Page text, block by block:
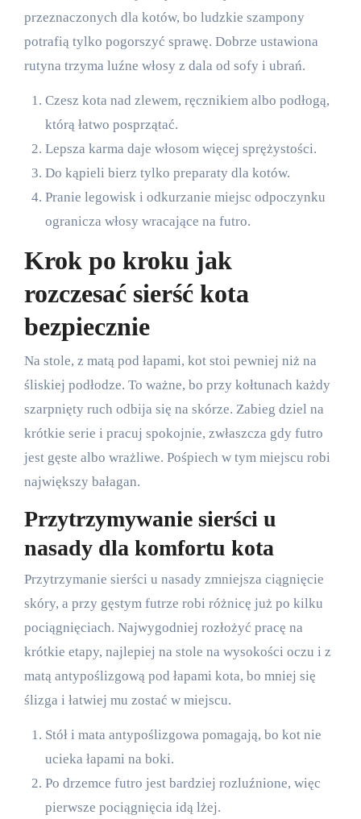
przeznaczonych dla kotów, bo ludzkie szampony
potrafią tylko pogorszyć sprawę. Dobrze ustawiona
rutyna trzyma luźne włosy z dala od sofy i ubrań.
Czesz kota nad zlewem, ręcznikiem albo podłogą,
którą łatwo posprzątać.
Lepsza karma daje włosom więcej sprężystości.
Do kąpieli bierz tylko preparaty dla kotów.
Pranie legowisk i odkurzanie miejsc odpoczynku
ogranicza włosy wracające na futro.
Krok po kroku jak
rozczesać sierść kota
bezpiecznie
Na stole, z matą pod łapami, kot stoi pewniej niż na
śliskiej podłodze. To ważne, bo przy kołtunach każdy
szarpnięty ruch odbija się na skórze. Zabieg dziel na
krótkie serie i pracuj spokojnie, zwłaszcza gdy futro
jest gęste albo wrażliwe. Pośpiech w tym miejscu robi
największy bałagan.
Przytrzymywanie sierści u
nasady dla komfortu kota
Przytrzymanie sierści u nasady zmniejsza ciągnięcie
skóry, a przy gęstym futrze robi różnicę już po kilku
pociągnięciach. Najwygodniej rozłożyć pracę na
krótkie etapy, najlepiej na stole na wysokości oczu i z
matą antypoślizgową pod łapami kota, bo mniej się
ślizga i łatwiej mu zostać w miejscu.
Stół i mata antypoślizgowa pomagają, bo kot nie
ucieka łapami na boki.
Po drzemce futro jest bardziej rozluźnione, więc
pierwsze pociągnięcia idą lżej.